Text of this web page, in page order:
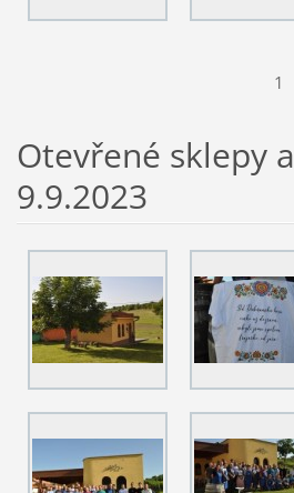
1
Otevřené sklepy
9.9.2023